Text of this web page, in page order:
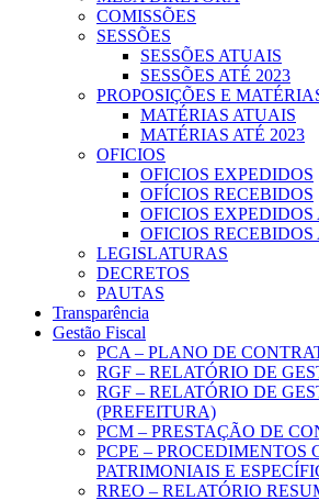
COMISSÕES
SESSÕES
SESSÕES ATUAIS
SESSÕES ATÉ 2023
PROPOSIÇÕES E
MATÉRIAS ATUAIS
MATÉRIAS ATÉ 2023
OFICIOS
OFICIOS EXPEDIDOS
OFÍCIOS RECEBIDOS
OFICIOS EXPEDIDOS
OFICIOS RECEBIDOS
LEGISLATURAS
DECRETOS
PAUTAS
Transparência
Gestão Fiscal
PCA – PLANO DE
RGF – RELATÓRIO DE
RGF – RELATÓRIO DE
(PREFEITURA)
PCM – PRESTAÇÃO DE
PCPE – PROCEDIMENTOS
PATRIMONIAIS E
RREO – RELATÓRIO